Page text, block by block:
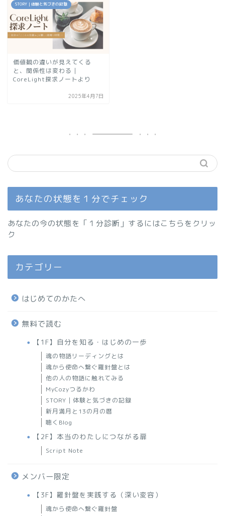
STORY｜体験と気づきの記録
価値観の違いが見えてくる
と、関係性は変わる｜
CoreLight探求ノートより
2025年4月7日
あなたの状態を１分でチェック
あなたの今の状態を「１分診断」するにはこちらをクリッ
ク
カテゴリー
はじめてのかたへ
無料で読む
【1F】自分を知る・はじめの一歩
魂の物語リーディングとは
魂から使命へ繋ぐ羅針盤とは
他の人の物語に触れてみる
MyCozyつるかわ
STORY｜体験と気づきの記録
新月満月と13の月の暦
聴くBlog
【2F】本当のわたしにつながる扉
Script Note
メンバー限定
【3F】羅針盤を実践する（深い変容）
魂から使命へ繋ぐ羅針盤